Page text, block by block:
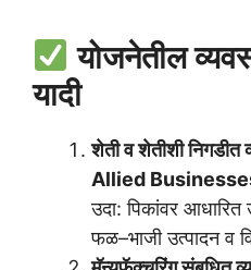
योजनेतील
यादी
शेती व शेतीशी
Allied
उदा: पिकांवर आधारित
फळ–भाजी उत्पादन व